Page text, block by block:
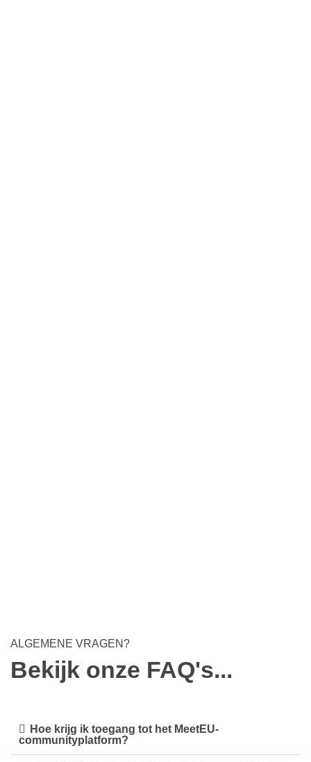
ALGEMENE VRAGEN?
Bekijk onze FAQ's...
Hoe krijg ik toegang tot het MeetEU-
communityplatform?